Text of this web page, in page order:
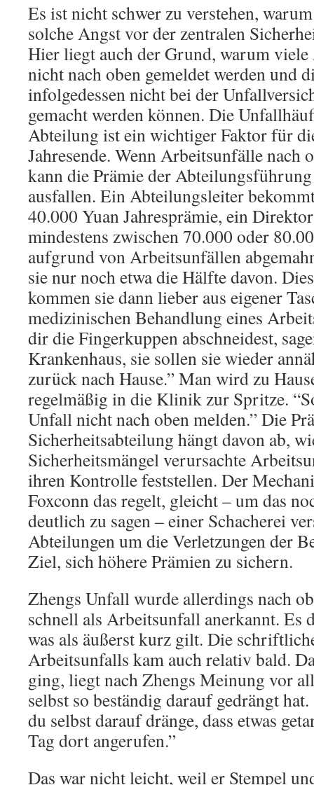
Es ist nicht schwer zu verstehen,
solche Angst vor der zentralen
Hier liegt auch der Grund, warum
nicht nach oben gemeldet werden und
infolgedessen nicht bei der
gemacht werden können. Die
Abteilung ist ein wichtiger Faktor für
Jahresende. Wenn Arbeitsunfälle nach
kann die Prämie der
ausfallen. Ein Abteilungsleiter
40.000 Yuan Jahresprämie, ein
mindestens zwischen 70.000 oder
aufgrund von Arbeitsunfällen
sie nur noch etwa die Hälfte davon.
kommen sie dann lieber aus eigener
medizinischen Behandlung eines
dir die Fingerkuppen abschneidest,
Krankenhaus, sie sollen sie wieder
zurück nach Hause.” Man wird zu
regelmäßig in die Klinik zur Spritze.
Unfall nicht nach oben melden.” Die
Sicherheitsabteilung hängt davon ab,
Sicherheitsmängel verursachte
ihren Kontrolle feststellen. Der
Foxconn das regelt, gleicht – um das
deutlich zu sagen – einer Schacherei
Abteilungen um die Verletzungen der
Ziel, sich höhere Prämien zu sichern.
Zhengs Unfall wurde allerdings nach
schnell als Arbeitsunfall anerkannt. Es
was als äußerst kurz gilt. Die
Arbeitsunfalls kam auch relativ bald.
ging, liegt nach Zhengs Meinung vor
selbst so beständig darauf gedrängt
du selbst darauf dränge, dass etwas
Tag dort angerufen.”
Das war nicht leicht, weil er Stempel